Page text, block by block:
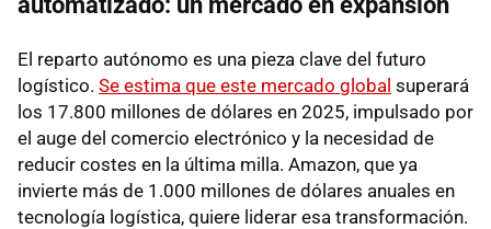
El reparto autónomo es una pieza clave del futuro
logístico. Se estima que este mercado global superará
los 17.800 millones de dólares en 2025, impulsado por
el auge del comercio electrónico y la necesidad de
reducir costes en la última milla. Amazon, que ya
invierte más de 1.000 millones de dólares anuales en
tecnología logística, quiere liderar esa transformación.